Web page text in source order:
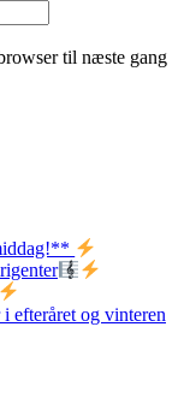
til næste gang
efteråret og vinteren